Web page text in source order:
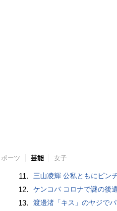
ポーツ 芸能 女子
11. 三山凌輝 公私ともにピン
12. ケンコバ コロナで謎の後
13. 渡邊渚「キス」のヤジで